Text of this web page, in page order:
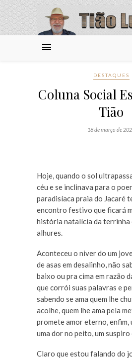
DESTAQUES
Coluna Social
Tião
18 de março de
Hoje, quando o sol
céu e se inclinava para o
paradisíaca praia do Jacaré
encontro festivo que ficará
história natalícia da terrinha
alhures.
Aconteceu o niver do um
de asas em desalinho, não
baixo ou pra cima em razão
que corrói suas palavras e
sabendo se ama quem lhe
acolhe, quem lhe ama pela
promete amor eterno, enfim,
uma dor no peito, um suspiro
Claro que estou falando do